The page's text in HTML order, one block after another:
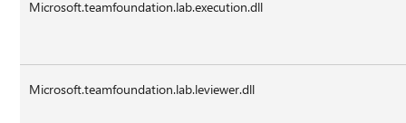
Microsoft.teamfoundation.lab.execution.dll
Microsoft.teamfoundation.lab.leviewer.dll